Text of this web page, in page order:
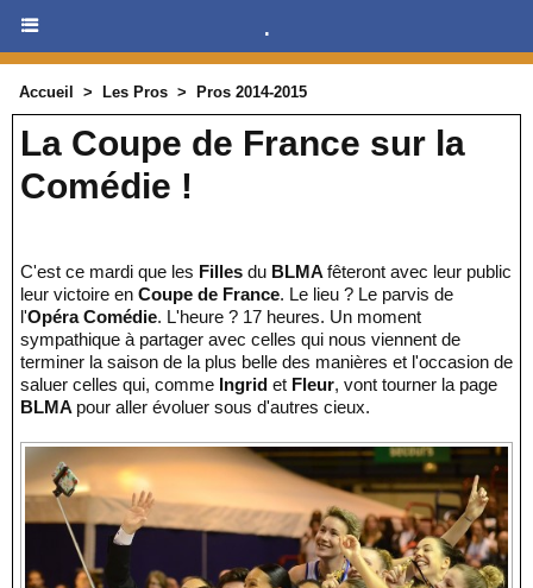
.
Accueil > Les Pros > Pros 2014-2015
La Coupe de France sur la
Comédie !
C'est ce mardi que les Filles du BLMA fêteront avec leur public
leur victoire en Coupe de France. Le lieu ? Le parvis de
l'Opéra Comédie. L'heure ? 17 heures. Un moment
sympathique à partager avec celles qui nous viennent de
terminer la saison de la plus belle des manières et l'occasion de
saluer celles qui, comme Ingrid et Fleur, vont tourner la page
BLMA pour aller évoluer sous d'autres cieux.